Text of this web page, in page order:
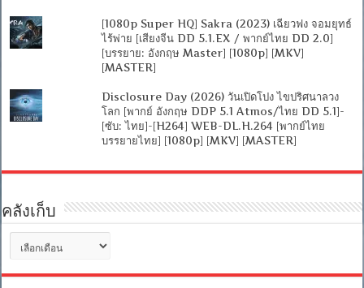
[1080p Super HQ] Sakra (2023) เฉียวฟง จอมยุทธ์
ไร้พ่าย [เสียงจีน DD 5.1.EX / พากย์ไทย DD 2.0]
[บรรยาย: อังกฤษ Master] [1080p] [MKV]
[MASTER]
Disclosure Day (2026) วันเปิดโปง ไขปริศนาลวง
โลก [พากย์ อังกฤษ DDP 5.1 Atmos/ไทย DD 5.1]-
[ซับ: ไทย]-[H264] WEB-DL.H.264 [พากย์ไทย
บรรยายไทย] [1080p] [MKV] [MASTER]
คลังเก็บ
เก็บ